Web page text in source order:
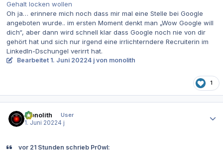
Gehalt locken wollen
Oh ja… erinnere mich noch dass mir mal eine Stelle bei Google
angeboten wurde.. im ersten Moment denkt man „Wow Google will
dich“, aber dann wird schnell klar dass Google noch nie von dir
gehört hat und sich nur irgend eine irrlichterndere Recruiterin im
LinkedIn-Dschungel verirrt hat.
Bearbeitet 1. Juni 20224 j von monolith
1
monolith
User
1. Juni 20224 j
vor 21 Stunden schrieb Pr0wl: